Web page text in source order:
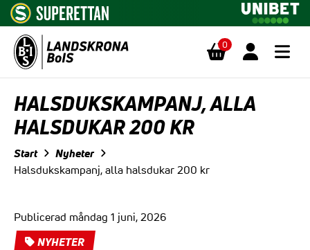
0
HALSDUKSKAMPANJ, ALLA
HALSDUKAR 200 KR
Start Nyheter
Halsdukskampanj, alla halsdukar 200 kr
Publicerad måndag 1 juni, 2026
NYHETER